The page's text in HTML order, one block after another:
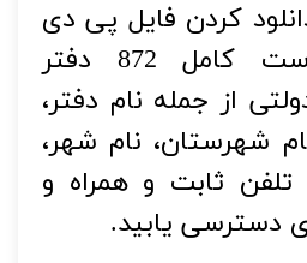
کردن فایل پی دی
اف زیر، به فهرست کامل 872 دفتر
از جمله نام دفتر،
شهرستان، نام شهر،
ثابت و همراه و
دسترسی یابید.